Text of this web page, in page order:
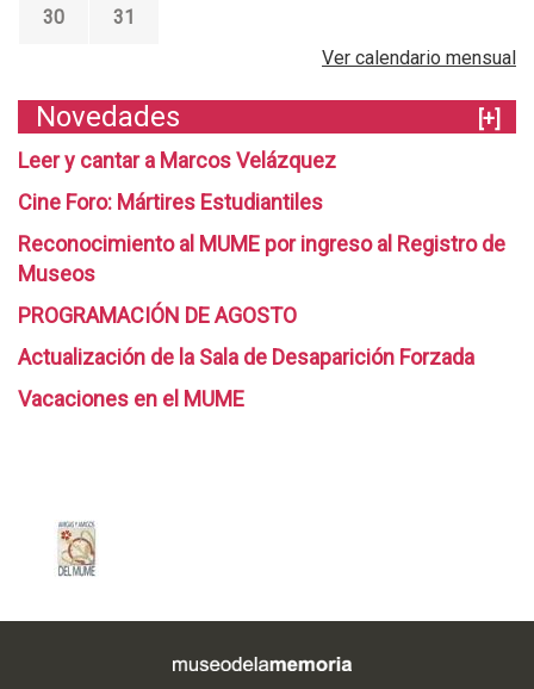
30
31
Ver calendario mensual
Novedades
[+]
Leer y cantar a Marcos Velázquez
Cine Foro: Mártires Estudiantiles
Reconocimiento al MUME por ingreso al Registro de
Museos
PROGRAMACIÓN DE AGOSTO
Actualización de la Sala de Desaparición Forzada
Vacaciones en el MUME